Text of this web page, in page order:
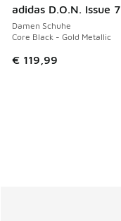
adidas D.O.N. Issue 7
Damen Schuhe
Core Black - Gold Metallic
€ 119,99